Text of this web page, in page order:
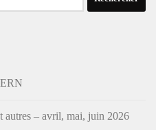
autres – avril, mai, juin 2026